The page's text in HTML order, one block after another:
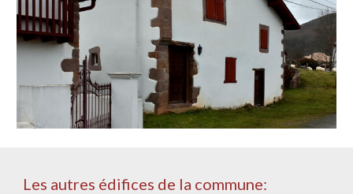
Les autres édifices de la commune: